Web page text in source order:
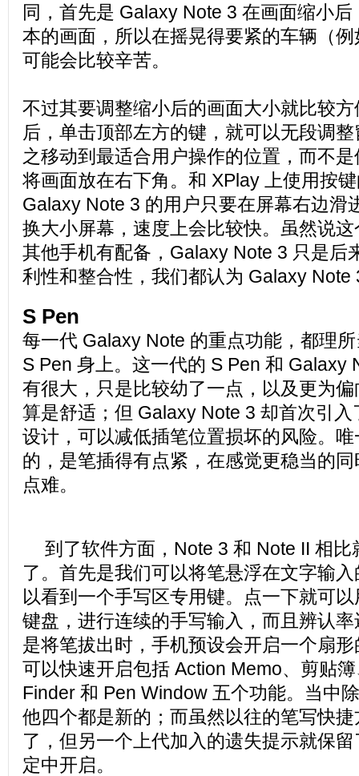
同，首先是 Galaxy Note 3 在画面缩小
本的画面，所以在摇晃得要紧的车辆（
可能会比较辛苦。
不过其要调整缩小后的画面大小就比较
后，单击顶部左方的键，就可以无段调
之移动到最适合用户操作的位置，而不
将画面放在右下角。和 XPlay 上使用按
Galaxy Note 3 的用户只要在屏幕右边滑
换大小屏幕，速度上会比较快。虽然说
其他手机有配备，Galaxy Note 3 只是后
利性和整合性，我们都认为 Galaxy Note
S Pen
每一代 Galaxy Note 的重点功能，都理
S Pen 身上。这一代的 S Pen 和 Galaxy
有很大，只是比较幼了一点，以及更为
算是舒适；但 Galaxy Note 3 却首次引
设计，可以减低插笔位置损坏的风险。
的，是笔插得有点紧，在感觉更稳当的
点难。
到了软件方面，Note 3 和 Note II 相
了。首先是我们可以将笔悬浮在文字输
以看到一个手写区专用键。点一下就可
键盘，进行连续的手写输入，而且辨认
是将笔拔出时，手机预设会开启一个扇
可以快速开启包括 Action Memo、剪贴
Finder 和 Pen Window 五个功能。当中
他四个都是新的；而虽然以往的笔写快
了，但另一个上代加入的遗失提示就保
定中开启。